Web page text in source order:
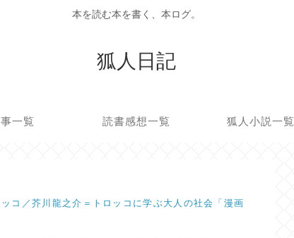
本を読む本を書く、本ログ。
狐人日記
一覧 読書感想一覧 狐人小説一覧
ッコ／芥川龍之介＝トロッコに学ぶ大人の社会「漫画